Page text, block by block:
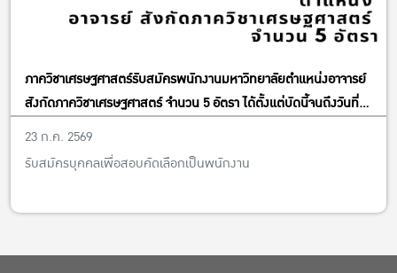
ภาควิชาเศรษฐศาสตร์รับสมัครพนักงานมหาวิทยาลัยตำแหน่งอาจารย์
สังกัดภาควิชาเศรษฐศาสตร์ จำนวน 5 อัตรา ได้ตั้งแต่บัดนี้จนถึงวันที่
13 พฤศจิกายน พ.ศ. 2569
23 ก.ค. 2569
รับสมัครบุคคลเพื่อสอบคัดเลือกเป็นพนักงาน